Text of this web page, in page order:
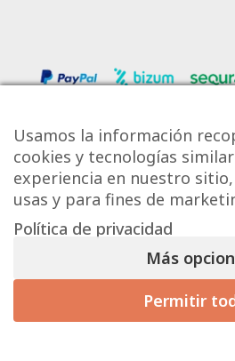
Copyright ©
La Casa de los
Diseño Web
Usamos la información
cookies y tecnologías
experiencia en nuestro
usas y para fines de
Política de privacidad
Más
Permitir